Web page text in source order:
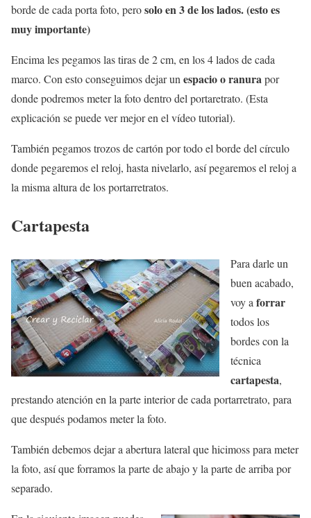
borde de cada porta foto, perosolo en 3 de los lados. (esto es
muy importante)
Encima les pegamos las tiras de 2 cm, en los 4 lados de cada
marco. Con esto conseguimos dejar un espacio o ranurapor
donde podremos meter la foto dentro del portaretrato. (Esta
explicación se puede ver mejor en el vídeo tutorial).
También pegamos trozos de cartón por todo el borde del círculo
donde pegaremos el reloj, hasta nivelarlo, así pegaremos el reloj a
la misma altura de los portarretratos.
Cartapesta
Para darle un
buen acabado,
voy a forrar
todos los
bordes con la
técnica
cartapesta,
prestando atención en la parte interior de cada portarretrato, para
que después podamos meter la foto.
También debemos dejar a abertura lateral que hicimoss para meter
la foto, así que forramos la parte de abajo y la parte de arriba por
separado.